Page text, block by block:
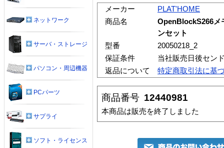
メーカー
PLAT'HOME
商品名
OpenBlockS266メ
ンセット
型番
20050218_2
保証条件
当社販売日後セン
返品について
特定商取引法に基
商品番号 12440981
本商品は販売を終了しました
ネットワーク
サーバ・ストレージ
パソコン・周辺機器
PCパーツ
サプライ
ソフト・ライセンス